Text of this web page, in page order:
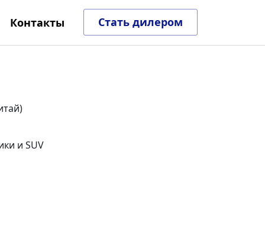
Контакты Стать дилером
и SUV